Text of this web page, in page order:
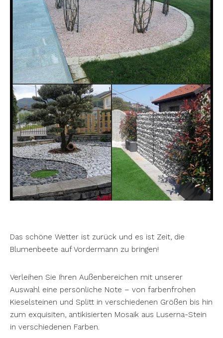
Das schöne Wetter ist zurück und es ist Zeit, die
Blumenbeete auf Vordermann zu bringen!
Verleihen Sie Ihren Außenbereichen mit unserer
Auswahl eine persönliche Note – von farbenfrohen
Kieselsteinen und Splitt in verschiedenen Größen bis hin
zum exquisiten, antikisierten Mosaik aus Luserna-Stein
in verschiedenen Farben.